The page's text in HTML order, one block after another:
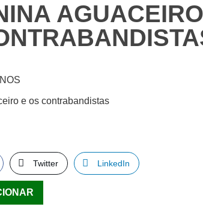
e os contrabandistas
Twitter LinkedIn